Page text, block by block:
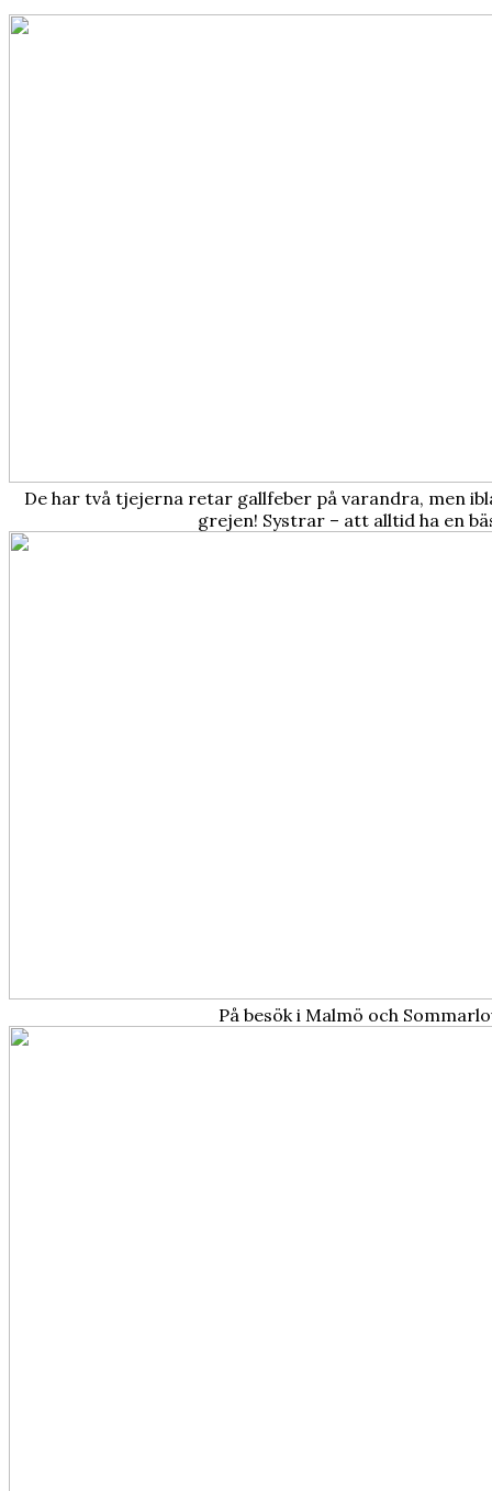
De har två tjejerna retar gallfeber på varandra, men
grejen! Systrar – att alltid ha en
På besök i Malmö och